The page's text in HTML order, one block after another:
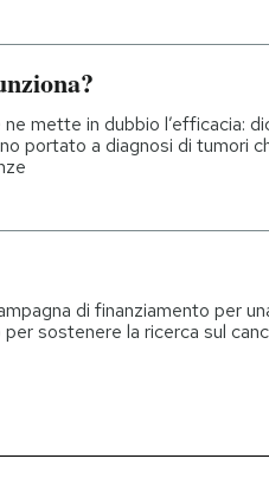
mette in dubbio l’efficacia:
portato a diagnosi di tumori
di finanziamento per
sostenere la ricerca sul